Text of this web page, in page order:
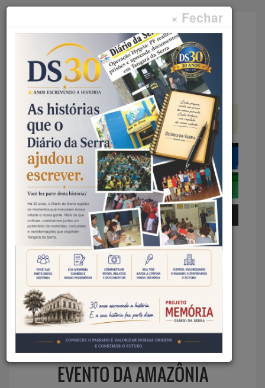
× Fechar
Faça sua pesquisa...
Menu
Início Geral
EM BELÉM DO PARÁ -
TANGARAENSE LEVA
EXPERIÊNCIA DO TURISMO
RURAL SUSTENTÁVEL DE
TANGARÁ DA SERRA PARA
EVENTO DA AMAZÔNIA